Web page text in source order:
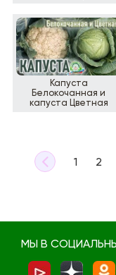
Капуста
Белокочанная и
капуста Цветная
1 2
МЫ В